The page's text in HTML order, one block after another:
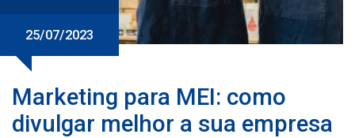
25/07/2023
Marketing para MEI: como
divulgar melhor a sua empresa